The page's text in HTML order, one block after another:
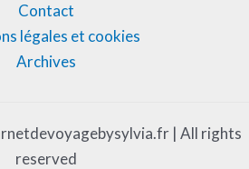
Contact
légales et cookies
Archives
| All rights
reserved